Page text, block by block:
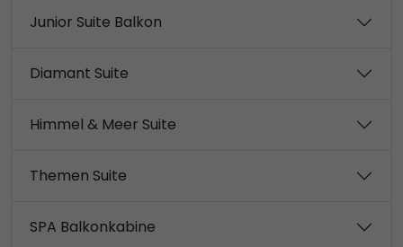
Junior Suite Balkon
Diamant Suite
Himmel & Meer Suite
Themen Suite
SPA Balkonkabine